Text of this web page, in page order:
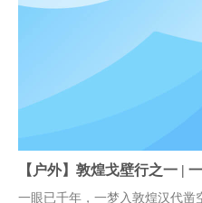
【户外】敦煌戈壁行之一 |
一眼已千年，一梦入敦煌汉代凿